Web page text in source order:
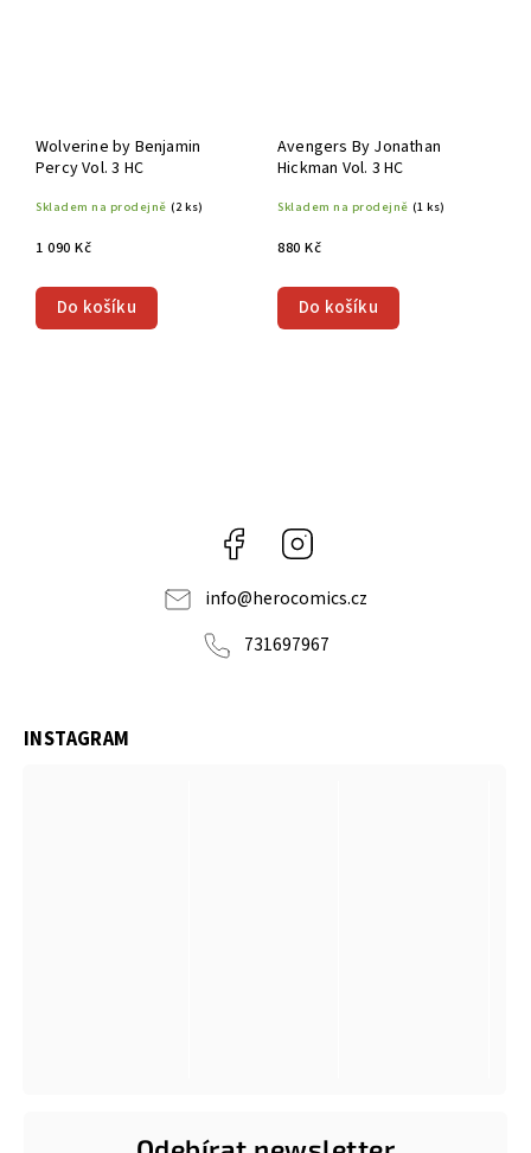
Wolverine by Benjamin
Percy Vol. 3 HC
Skladem na prodejně (2 ks)
1 090 Kč
Do košíku
Avengers By Jonathan
Hickman Vol. 3 HC
Skladem na prodejně (1 ks)
880 Kč
Do košíku
Facebook
info@herocomics.cz
731697967
INSTAGRAM